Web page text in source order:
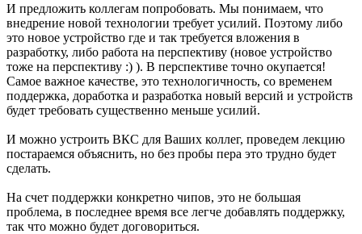
И предложить коллегам попробовать. Мы понимаем, что
внедрение новой технологии требует усилий. Поэтому либо
это новое устройство где и так требуется вложения в
разработку, либо работа на перспективу (новое устройство
тоже на перспективу :) ). В перспективе точно окупается!
Самое важное качестве, это технологичность, со временем
поддержка, доработка и разработка новый версий и устройств
будет требовать существенно меньше усилий.
И можно устроить ВКС для Ваших коллег, проведем лекцию
постараемся объяснить, но без пробы пера это трудно будет
сделать.
На счет поддержки конкретно чипов, это не большая
проблема, в последнее время все легче добавлять поддержку,
так что можно будет договориться.